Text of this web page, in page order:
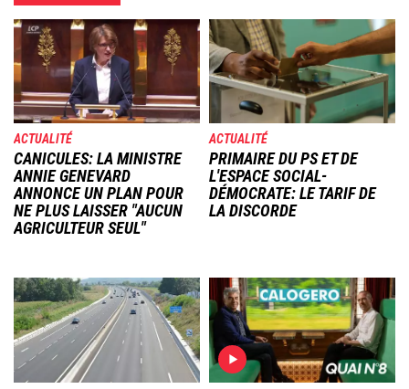
Image
ACTUALITÉ
CANICULES: LA MINISTRE
ANNIE GENEVARD
ANNONCE UN PLAN POUR
NE PLUS LAISSER "AUCUN
AGRICULTEUR SEUL"
Image
ACTUALITÉ
PRIMAIRE DU PS ET DE
L'ESPACE SOCIAL-
DÉMOCRATE: LE TARIF DE
LA DISCORDE
Image Image